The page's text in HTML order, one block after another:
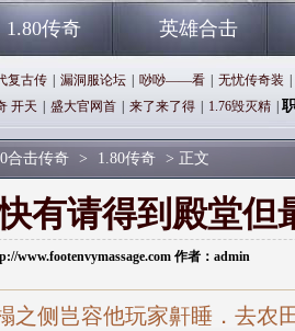
1.80传奇 英雄合击
复古传 漏洞服论坛 唦唦——看 无忧传奇装
开天 盛大官网首 来了来了得 1.76毁灭精
合击传奇 > 1.80传奇 > 正文
有请得到殿堂但
www.footenvymassage.com 作者：admin
之侧岂容他玩家鼾睡．去农